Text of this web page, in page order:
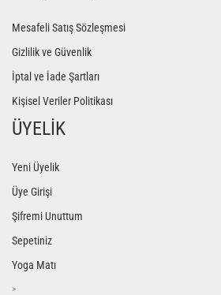
Mesafeli Satış Sözleşmesi
Gizlilik ve Güvenlik
İptal ve İade Şartları
Kişisel Veriler Politikası
ÜYELİK
Yeni Üyelik
Üye Girişi
Şifremi Unuttum
Sepetiniz
Yoga Matı
>